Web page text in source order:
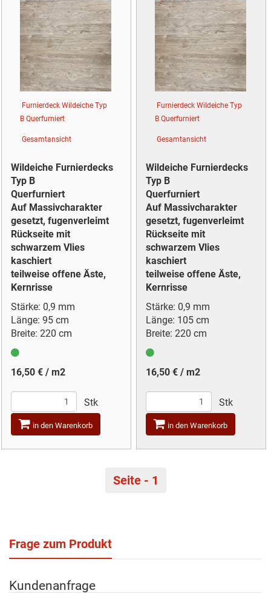
Furnierdeck Wildeiche Typ
B Querfurniert
Gesamtansicht
Wildeiche Furnierdecks
Typ B
Querfurniert
Auf Massivcharakter
gesetzt, fugenverleimt
Rückseite mit
schwarzem Vlies
kaschiert
teilweise offene Äste,
Kernrisse
Stärke: 0,9 mm
Länge: 95 cm
Breite: 220 cm
16,50 € / m2
Stk
in den Warenkorb
Furnierdeck Wildeiche Typ
B Querfurniert
Gesamtansicht
Wildeiche Furnierdecks
Typ B
Querfurniert
Auf Massivcharakter
gesetzt, fugenverleimt
Rückseite mit
schwarzem Vlies
kaschiert
teilweise offene Äste,
Kernrisse
Stärke: 0,9 mm
Länge: 105 cm
Breite: 220 cm
16,50 € / m2
Stk
in den Warenkorb
Seite - 1
Frage zum Produkt
Kundenanfrage